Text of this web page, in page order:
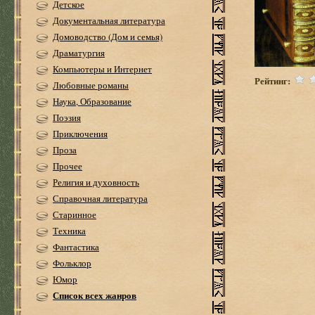
Детское
Документальная литература
Домоводство (Дом и семья)
Драматургия
Компьютеры и Интернет
Любовные романы
Наука, Образование
Поэзия
Приключения
Проза
Прочее
Религия и духовность
Справочная литература
Старинное
Техника
Фантастика
Фольклор
Юмор
Список всех жанров
Рейтинг: